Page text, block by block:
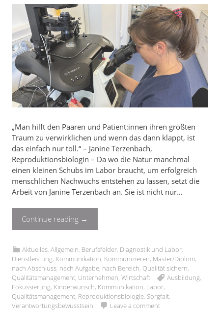
„Man hilft den Paaren und Patient:innen ihren größten
Traum zu verwirklichen und wenn das dann klappt, ist
das einfach nur toll.“ – Janine Terzenbach,
Reproduktionsbiologin – Da wo die Natur manchmal
einen kleinen Schubs im Labor braucht, um erfolgreich
menschlichen Nachwuchs entstehen zu lassen, setzt die
Arbeit von Janine Terzenbach an. Sie ist nicht nur…
Continue reading →
Aktuelles,Allgemein, Berufsfelder, Diagnostik und Labor,
Dienstleistung, Kommunikation, Kommunizieren, Master/Diplom,
nach Abschluss, nach Aufgabe, nach Bereich, Qualität sichern,
Qualitätsmanagement, Unternehmen,Wirtschaft Ausbildung,
Fokussierung, Kinderwunsch, Kommunikation, Labor,
Qualitätsmanagement, Reproduktionsbiologie, Sorgfalt,
Verantwortungsbewusstsein
Leave a comment